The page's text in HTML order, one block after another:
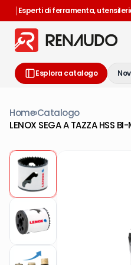
|Esperti di ferramenta,
Esplora catalogo
Home›Catalogo
LENOX SEGA A TAZZA HSS